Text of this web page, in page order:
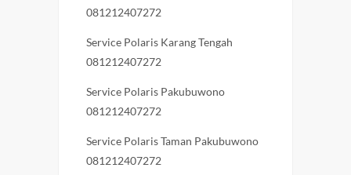
081212407272
Service Polaris Karang Tengah
081212407272
Service Polaris Pakubuwono
081212407272
Service Polaris Taman Pakubuwono
081212407272